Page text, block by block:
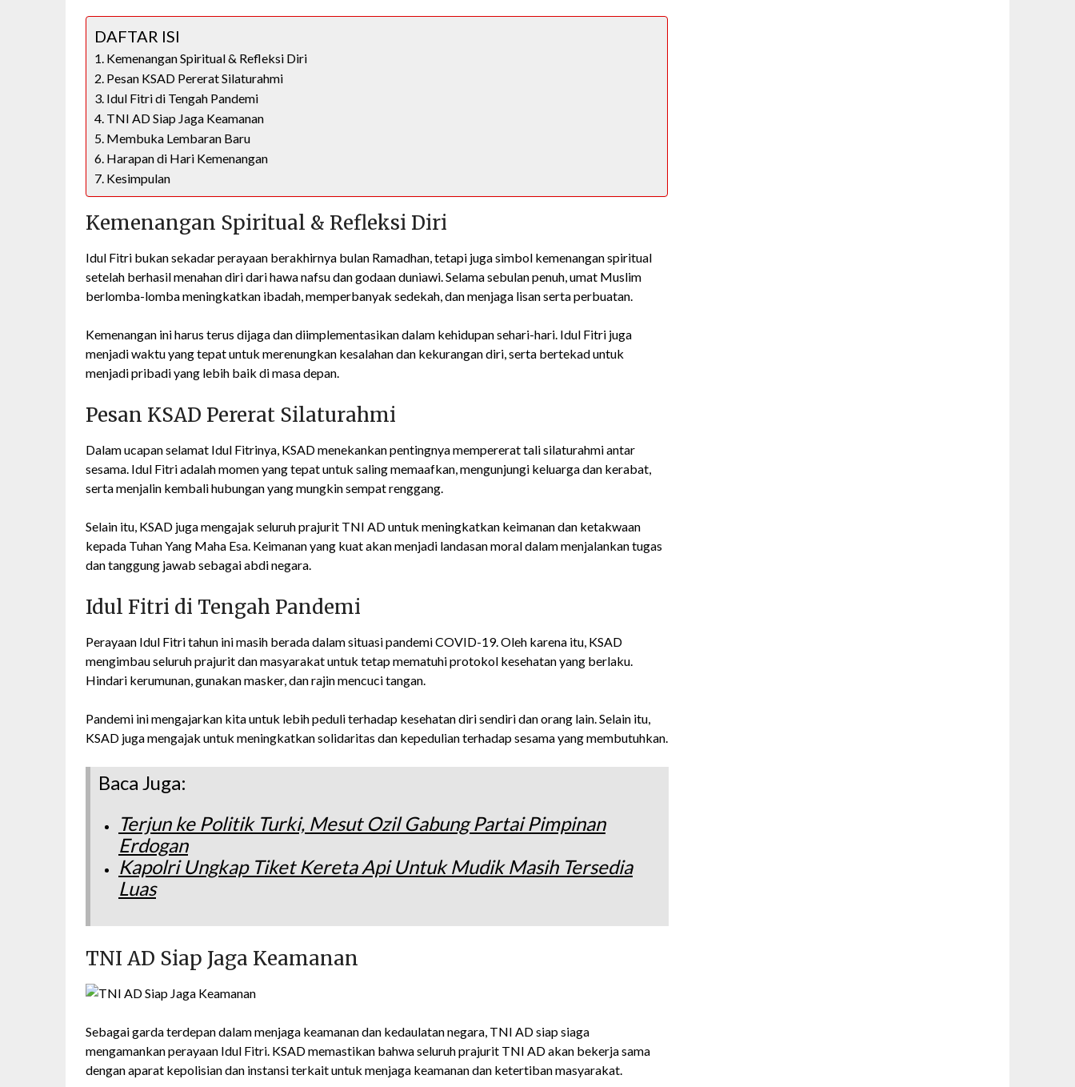
DAFTAR ISI
Kemenangan Spiritual & Refleksi Diri
Pesan KSAD Pererat Silaturahmi
Idul Fitri di Tengah Pandemi
TNI AD Siap Jaga Keamanan
Membuka Lembaran Baru
Harapan di Hari Kemenangan
Kesimpulan
Kemenangan Spiritual & Refleksi Diri
Idul Fitri bukan sekadar perayaan berakhirnya bulan Ramadhan, tetapi juga simbol kemenangan spiritual
setelah berhasil menahan diri dari hawa nafsu dan godaan duniawi. Selama sebulan penuh, umat Muslim
berlomba-lomba meningkatkan ibadah, memperbanyak sedekah, dan menjaga lisan serta perbuatan.
Kemenangan ini harus terus dijaga dan diimplementasikan dalam kehidupan sehari-hari. Idul Fitri juga
menjadi waktu yang tepat untuk merenungkan kesalahan dan kekurangan diri, serta bertekad untuk
menjadi pribadi yang lebih baik di masa depan.
Pesan KSAD Pererat Silaturahmi
Dalam ucapan selamat Idul Fitrinya, KSAD menekankan pentingnya mempererat tali silaturahmi antar
sesama. Idul Fitri adalah momen yang tepat untuk saling memaafkan, mengunjungi keluarga dan kerabat,
serta menjalin kembali hubungan yang mungkin sempat renggang.
Selain itu, KSAD juga mengajak seluruh prajurit TNI AD untuk meningkatkan keimanan dan ketakwaan
kepada Tuhan Yang Maha Esa. Keimanan yang kuat akan menjadi landasan moral dalam menjalankan tugas
dan tanggung jawab sebagai abdi negara.
Idul Fitri di Tengah Pandemi
Perayaan Idul Fitri tahun ini masih berada dalam situasi pandemi COVID-19. Oleh karena itu, KSAD
mengimbau seluruh prajurit dan masyarakat untuk tetap mematuhi protokol kesehatan yang berlaku.
Hindari kerumunan, gunakan masker, dan rajin mencuci tangan.
Pandemi ini mengajarkan kita untuk lebih peduli terhadap kesehatan diri sendiri dan orang lain. Selain itu,
KSAD juga mengajak untuk meningkatkan solidaritas dan kepedulian terhadap sesama yang membutuhkan.
Baca Juga:
Terjun ke Politik Turki, Mesut Ozil Gabung Partai Pimpinan
Erdogan
Kapolri Ungkap Tiket Kereta Api Untuk Mudik Masih Tersedia
Luas
TNI AD Siap Jaga Keamanan
Sebagai garda terdepan dalam menjaga keamanan dan kedaulatan negara, TNI AD siap siaga
mengamankan perayaan Idul Fitri. KSAD memastikan bahwa seluruh prajurit TNI AD akan bekerja sama
dengan aparat kepolisian dan instansi terkait untuk menjaga keamanan dan ketertiban masyarakat.